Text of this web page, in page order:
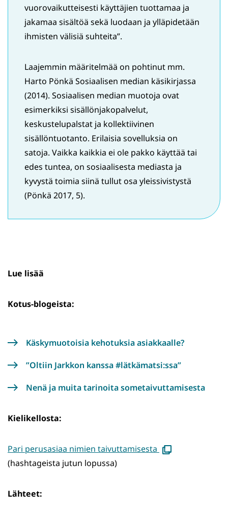
vuorovaikutteisesti käyttäjien tuottamaa ja
jakamaa sisältöä sekä luodaan ja ylläpidetään
ihmisten välisiä suhteita”.
Laajemmin määritelmää on pohtinut mm.
Harto Pönkä Sosiaalisen median käsikirjassa
(2014). Sosiaalisen median muotoja ovat
esimerkiksi sisällönjakopalvelut,
keskustelupalstat ja kollektiivinen
sisällöntuotanto. Erilaisia sovelluksia on
satoja. Vaikka kaikkia ei ole pakko käyttää tai
edes tuntea, on sosiaalisesta mediasta ja
kyvystä toimia siinä tullut osa yleissivistystä
(Pönkä 2017, 5).
Lue lisää
Kotus-blogeista:
Käskymuotoisia kehotuksia asiakkaalle?
”Oltiin Jarkkon kanssa #lätkämatsi:ssa”
Nenä ja muita tarinoita sometaivuttamisesta
Kielikellosta:
Pari perusasiaa nimien taivuttamisesta (avautuu
(hashtageista jutun lopussa)
Lähteet: